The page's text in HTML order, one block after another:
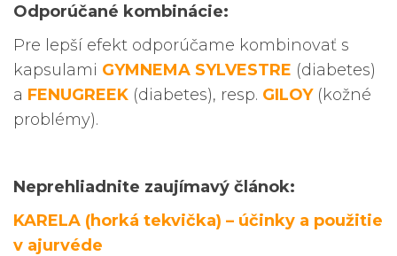
Odporúčané kombinácie:
Pre lepší efekt odporúčame kombinovať s
kapsulami GYMNEMA SYLVESTRE (diabetes)
a FENUGREEK (diabetes), resp. GILOY (kožné
problémy).
Neprehliadnite zaujímavý článok:
KARELA (horká tekvička) – účinky a použitie
v ajurvéde